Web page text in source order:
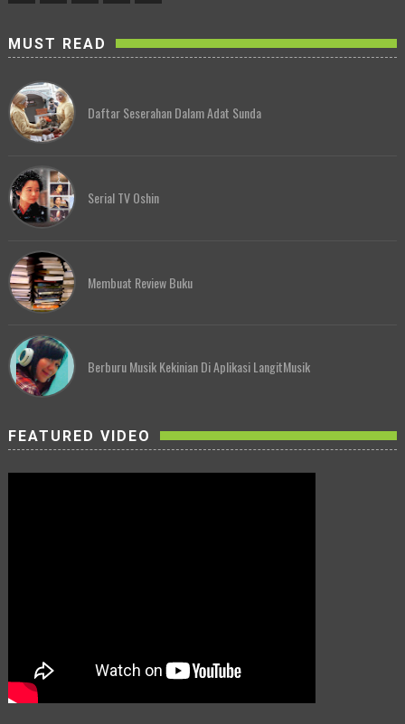
MUST READ
Daftar Seserahan Dalam Adat Sunda
Serial TV Oshin
Membuat Review Buku
Berburu Musik Kekinian Di Aplikasi LangitMusik
FEATURED VIDEO